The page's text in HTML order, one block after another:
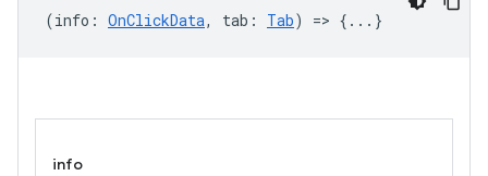
(info : OnClickData, tab : Tab) => {...}
info